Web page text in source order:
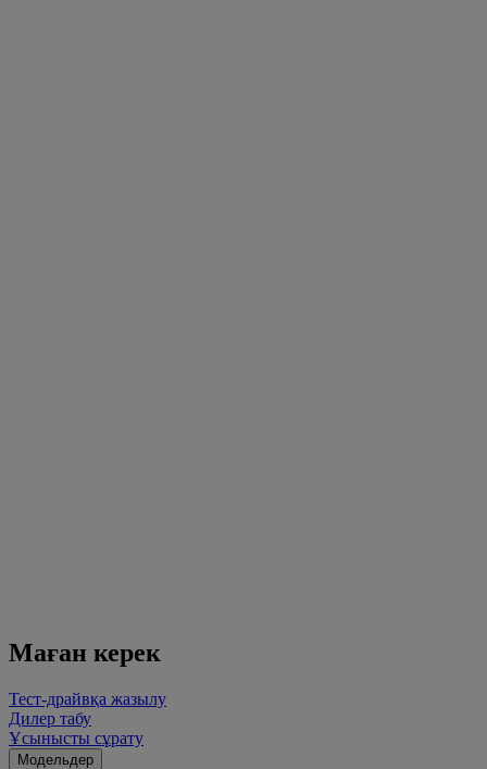
Маған керек
Тест-драйвқа жазылу
Дилер табу
Ұсынысты сұрату
Модельдер